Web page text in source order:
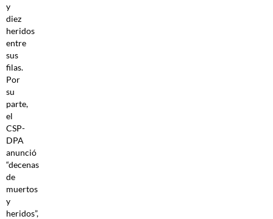
y
diez
heridos
entre
sus
filas.
Por
su
parte,
el
CSP-
DPA
anunció
“decenas
de
muertos
y
heridos”,